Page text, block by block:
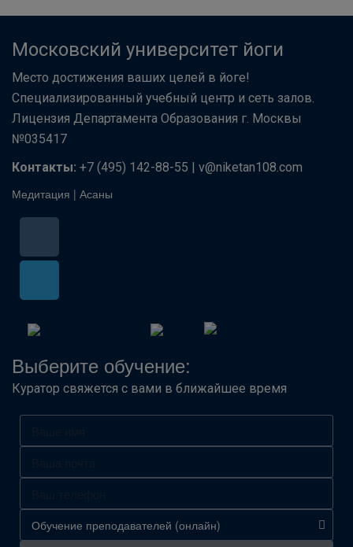
Московский университет йоги
Место достижения ваших целей в йоге!
Специализированный учебный центр и сеть залов.
Лицензия Департамента Образования г. Москвы
№035417
Контакты: +7 (495) 142-88-55 | v@niketan108.com
Медитация | Асаны
Выберите обучение:
Куратор свяжется с вами в ближайшее время